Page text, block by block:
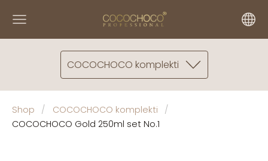
COCOCHOCO komplekti
Shop
COCOCHOCO komplekti
COCOCHOCO Gold 250ml set No.1